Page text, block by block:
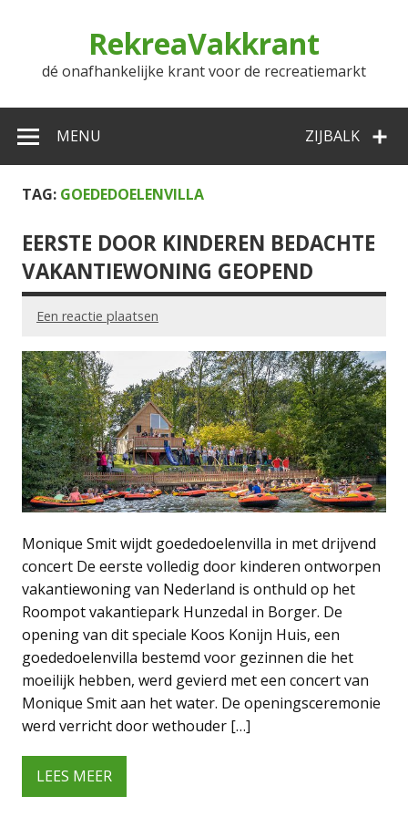
RekreaVakkrant
dé onafhankelijke krant voor de recreatiemarkt
ZIJBALK
MENU
TAG: GOEDEDOELENVILLA
EERSTE DOOR KINDEREN BEDACHTE
VAKANTIEWONING GEOPEND
Een reactie plaatsen
Monique Smit wijdt goededoelenvilla in met drijvend
concert De eerste volledig door kinderen ontworpen
vakantiewoning van Nederland is onthuld op het
Roompot vakantiepark Hunzedal in Borger. De
opening van dit speciale Koos Konijn Huis, een
goededoelenvilla bestemd voor gezinnen die het
moeilijk hebben, werd gevierd met een concert van
Monique Smit aan het water. De openingsceremonie
werd verricht door wethouder […]
LEES MEER